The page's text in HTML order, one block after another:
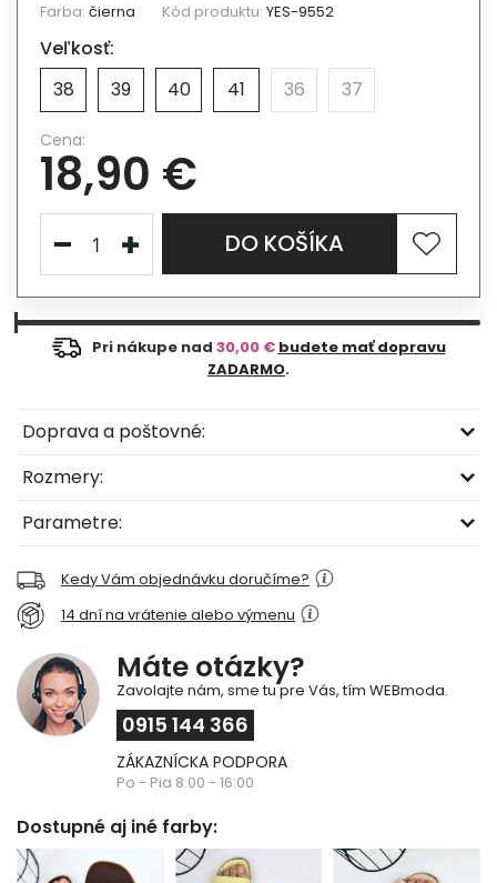
Farba: čierna Kód produktu: YES-9552
Veľkosť:
38
39 40 41 36 37
Cena:
18,90 €
DO KOŠÍKA
Pri nákupe nad 30,00 € budete mať dopravu
ZADARMO.
Doprava a poštovné:
Rozmery:
Parametre:
Kedy Vám objednávku doručíme?
14 dní na vrátenie alebo výmenu
Máte otázky?
Zavolajte nám, sme tu pre Vás, tím WEBmoda.
0915 144 366
ZÁKAZNÍCKA PODPORA
Po - Pia 8:00 - 16:00
Dostupné aj iné farby: